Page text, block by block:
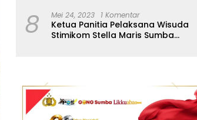
8 Mei 24, 2023 1 Komentar
Ketua Panitia Pelaksana Wisuda
Stimikom Stella Maris Sumba